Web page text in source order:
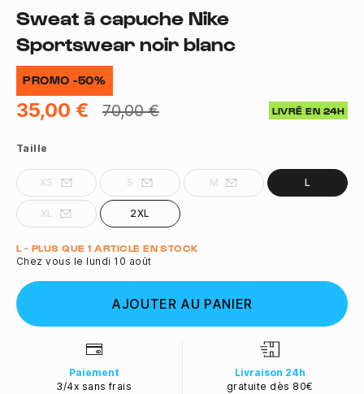
Sweat à capuche Nike
Sportswear noir blanc
PROMO -50%
35,00 € 70,00 € LIVRÉ EN 24H
Taille
XS S M L
XL 2XL
Quantité
L - PLUS QUE 1 ARTICLE EN STOCK
Chez vous le lundi 10 août
AJOUTER AU PANIER
Paiement
3/4x sans frais
Livraison 24h
gratuite dès 80€